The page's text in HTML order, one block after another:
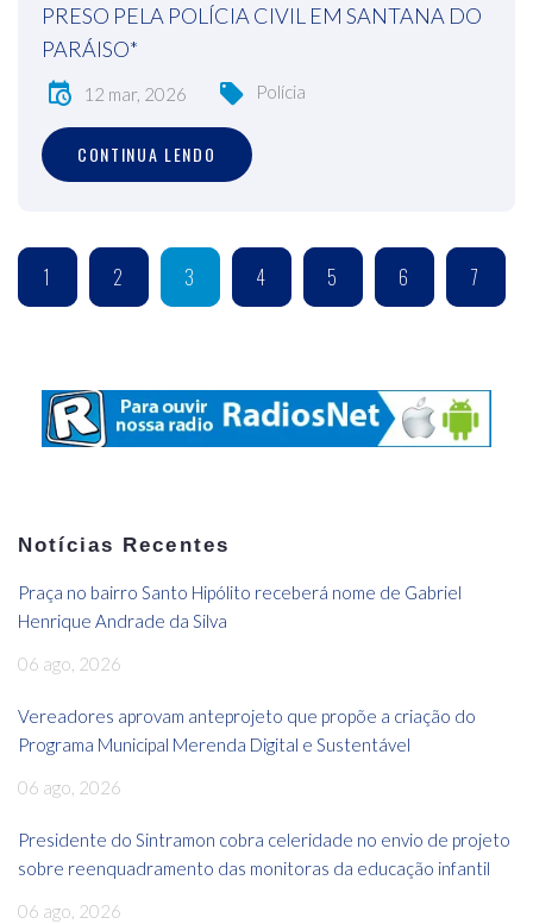
PRESO PELA POLÍCIA CIVIL EM SANTANA DO
PARÁISO*
12 mar, 2026 Polícia
CONTINUA LENDO
1 2 3 4 5 6 7
Notícias Recentes
Praça no bairro Santo Hipólito receberá nome de Gabriel
Henrique Andrade da Silva
06 ago, 2026
Vereadores aprovam anteprojeto que propõe a criação do
Programa Municipal Merenda Digital e Sustentável
06 ago, 2026
Presidente do Sintramon cobra celeridade no envio de projeto
sobre reenquadramento das monitoras da educação infantil
06 ago, 2026